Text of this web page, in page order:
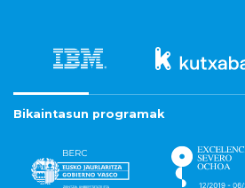
Bikaintasun programak